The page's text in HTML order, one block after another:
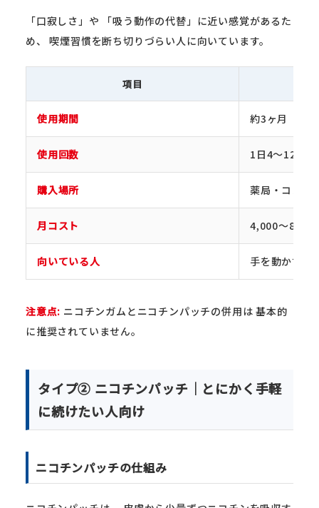
「口寂しさ」や 「吸う動作の代替」に近い感覚があるた
め、 喫煙習慣を断ち切りづらい人に向いています。
項目
使用期間 約3ヶ月
使用回数 1日4〜12個
購入場所 薬局・コンビ
月コスト 4,000〜
向いている人 手を動かす動
注意点: ニコチンガムとニコチンパッチの併用は 基本的
に推奨されていません。
タイプ② ニコチンパッチ｜とにかく手軽
に続けたい人向け
ニコチンパッチの仕組み